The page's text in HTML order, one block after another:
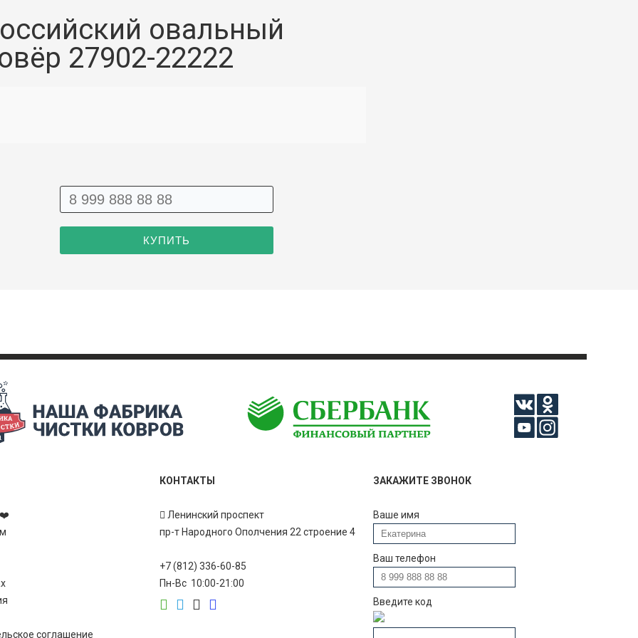
овальный
27902-22222
❤️
соглашение
КОНТАКТЫ
Ленинский проспект
пр-т Народного Ополчения 22 строение 4
+7 (812) 336-60-85
Пн-Вс 10:00-21:00
ЗАКАЖИТЕ ЗВОНОК
Ваше имя
Ваш телефон
Введите код